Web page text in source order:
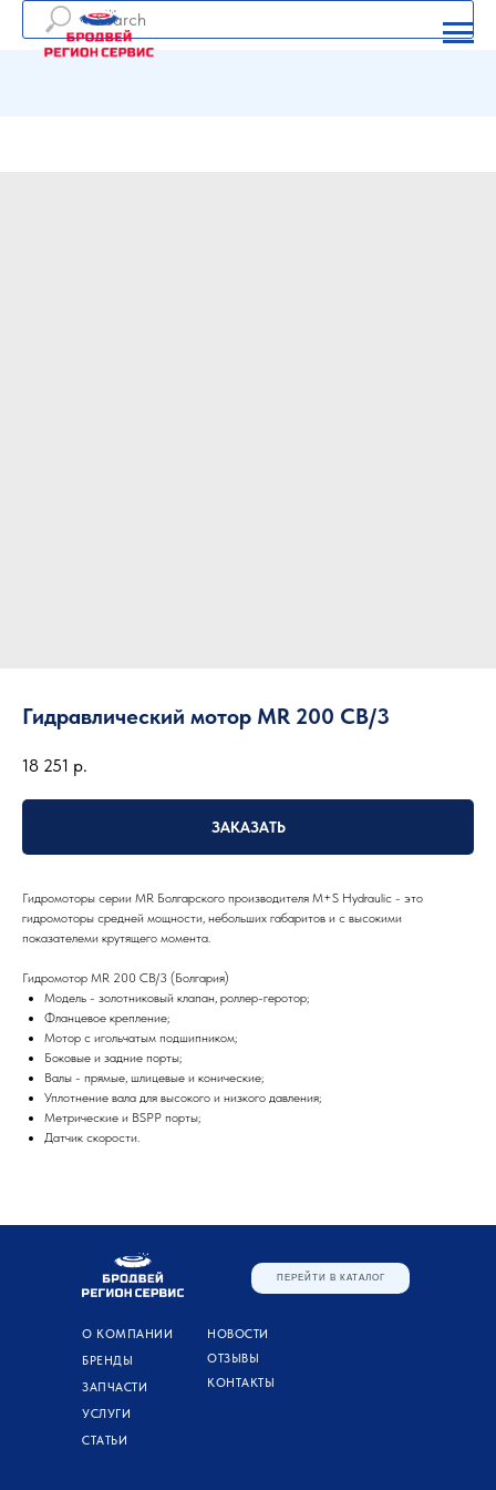
Гидравлический мотор MR 200 CB/3
18 251 р.
ЗАКАЗАТЬ
Гидромоторы серии MR Болгарского производителя M+S Hydraulic - это
гидромоторы средней мощности, небольших габаритов и с высокими
показателеми крутящего момента.
Гидромотор MR 200 CB/3 (Болгария)
Модель - золотниковый клапан, роллер-геротор;
Фланцевое крепление;
Мотор с игольчатым подшипником;
Боковые и задние порты;
Валы - прямые, шлицевые и конические;
Уплотнение вала для высокого и низкого давления;
Метрические и BSPP порты;
Датчик скорости.
ПЕРЕЙТИ В КАТАЛОГ
НОВОСТИ
О КОМПАНИИ
КОНТАКТЫ
ОТЗЫВЫ
СТАТЬИ
УСЛУГИ
БРЕНДЫ
ЗАПЧАСТИ